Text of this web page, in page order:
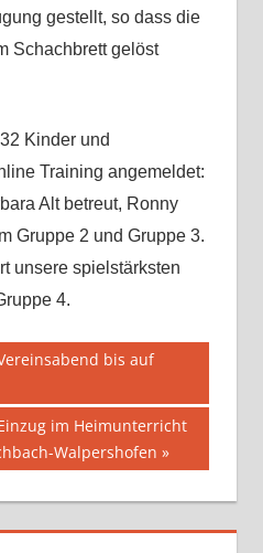
gestellt, so dass die
Schachbrett gelöst
Kinder und
Training angemeldet:
Alt betreut, Ronny
Gruppe 2 und Gruppe 3.
unsere spielstärksten
4.
bis auf
im Heimunterricht
Walpershofen